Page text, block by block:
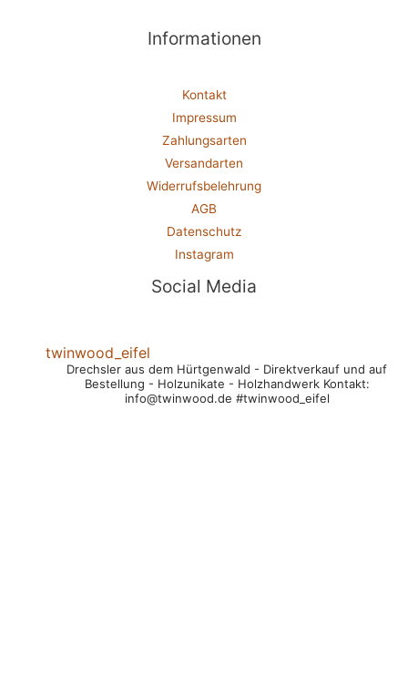
Informationen
Kontakt
Impressum
Zahlungsarten
Versandarten
Widerrufsbelehrung
AGB
Datenschutz
Instagram
Social Media
twinwood_eifel
Drechsler aus dem Hürtgenwald - Direktverkauf und auf
Bestellung - Holzunikate - HolzhandwerkKontakt:
info@twinwood.de #twinwood_eifel